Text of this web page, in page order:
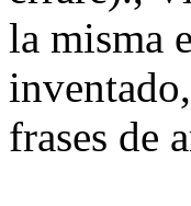
la misma
frases de